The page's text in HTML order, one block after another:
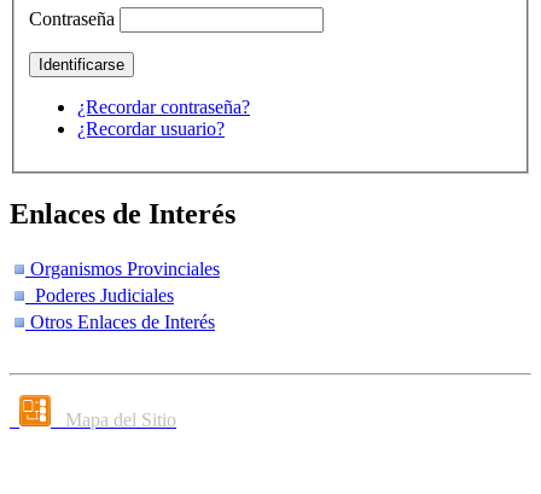
Contraseña
¿Recordar contraseña?
¿Recordar usuario?
Enlaces de Interés
Organismos Provinciales
Poderes Judiciales
Otros Enlaces de Interés
Mapa del Sitio